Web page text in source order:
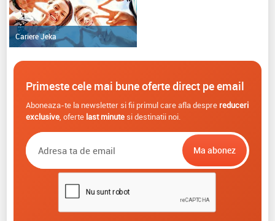
Cariere Jeka
Primeste cele mai bune oferte direct pe email
Aboneaza-te la newsletter si fii primul care afla despre reduceri
exclusive, oferte last minutesi destinatii noi.